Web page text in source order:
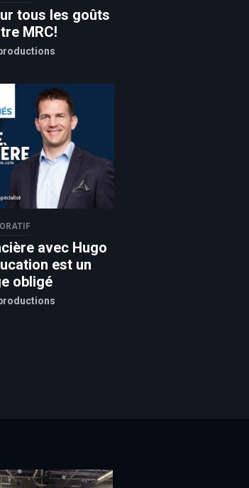
tous les goûts
MRC!
avec Hugo
est un
obligé